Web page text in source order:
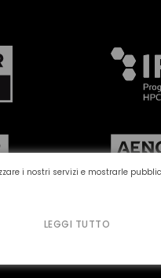
i nostri servizi e mostrarle
LEGGI TUTTO